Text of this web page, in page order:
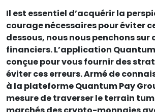
Il est essentiel d’acquérir la
courage nécessaires pour éviter
dessous, nous nous penchons sur
financiers. L’application
conçue pour vous fournir des
éviter ces erreurs. Armé de
à la plateforme Quantum Pay
mesure de traverser le terrain